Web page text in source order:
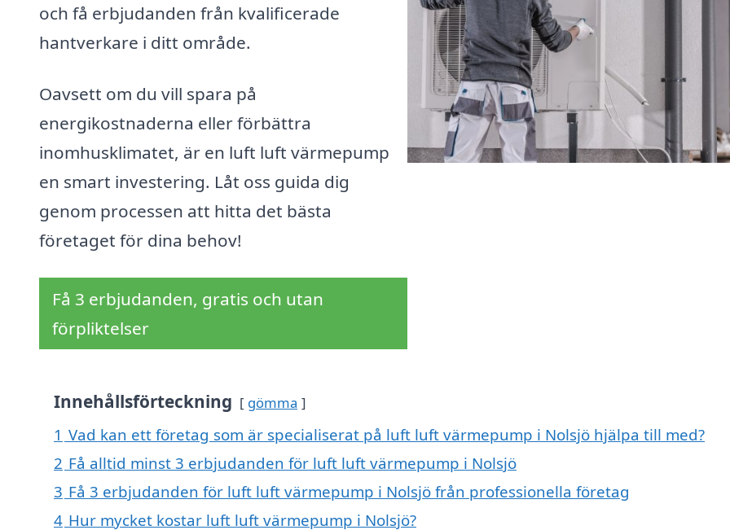
och få erbjudanden från kvalificerade
hantverkare i ditt område.
Oavsett om du vill spara på
energikostnaderna eller förbättra
inomhusklimatet, är en luft luft värmepump
en smart investering. Låt oss guida dig
genom processen att hitta det bästa
företaget för dina behov!
Få 3 erbjudanden, gratis och utan
förpliktelser
Innehållsförteckning gömma
1 Vad kan ett företag som är specialiserat på luft luft värmepump i Nolsjö hjälpa till med?
2 Få alltid minst 3 erbjudanden för luft luft värmepump i Nolsjö
3 Få 3 erbjudanden för luft luft värmepump i Nolsjö från professionella företag
4 Hur mycket kostar luft luft värmepump i Nolsjö?